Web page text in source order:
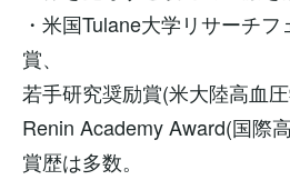
・米国Tulane大学リサーチ
賞、
若手研究奨励賞(米大陸高血圧
Renin Academy Award(国際
賞歴は多数。